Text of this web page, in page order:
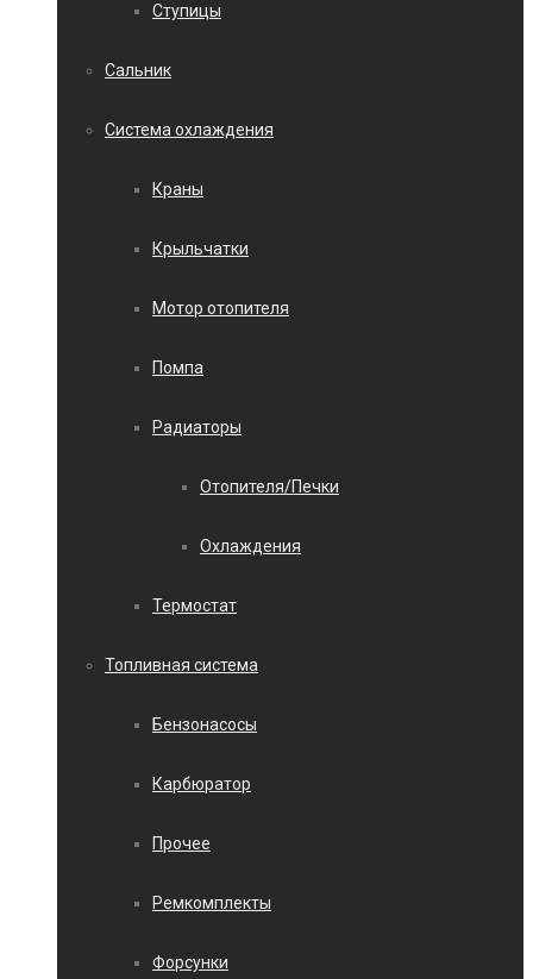
Ступицы
Сальник
Система охлаждения
Краны
Крыльчатки
Мотор отопителя
Помпа
Радиаторы
Отопителя/Печки
Охлаждения
Термостат
Топливная система
Бензонасосы
Карбюратор
Прочее
Ремкомплекты
Форсунки